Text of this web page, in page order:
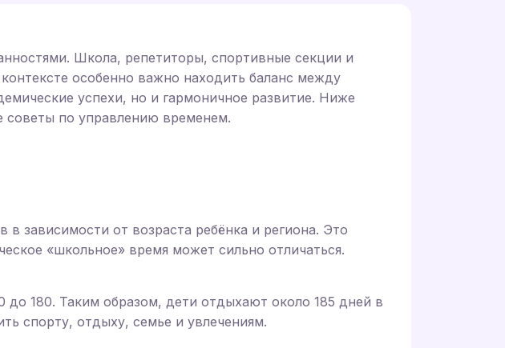
Школа, репетиторы, спортивные секции и
особенно важно находить баланс между
успехи, но и гармоничное развитие. Ниже
советы по управлению временем.
зависимости от возраста ребёнка и региона. Это
«школьное» время может сильно отличаться.
до 180. Таким образом, дети отдыхают около 185 дней в
спорту, отдыху, семье и увлечениям.